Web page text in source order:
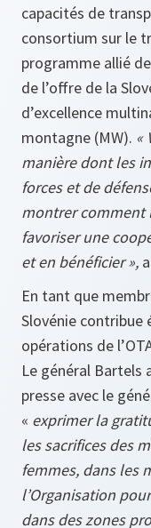
capacités de
consortium sur le
programme allié
de l’offre de la
d’excellence
montagne (MW). «
manière dont les
forces et de
montrer comment
favoriser une
et en bénéficier »,
En tant que
Slovénie contribue
opérations de
Le général Bartels
presse avec le
« exprimer la
les sacrifices des
femmes, dans les
l’Organisation
dans des zones